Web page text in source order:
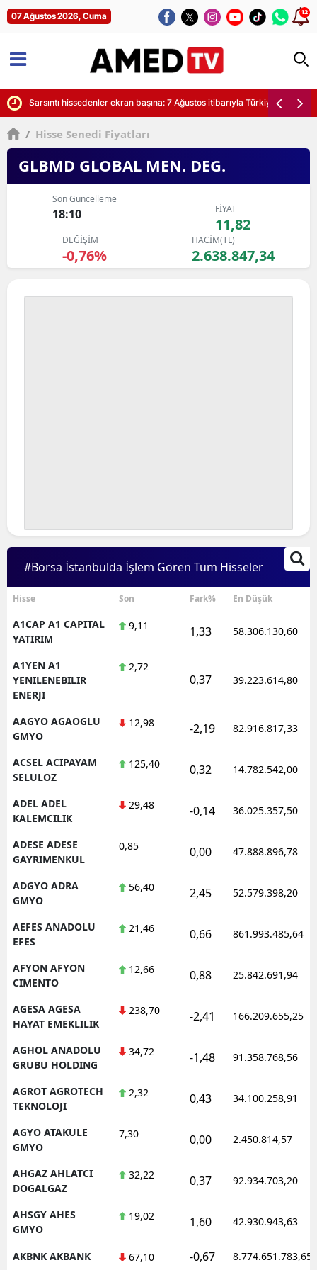
07 Ağustos 2026, Cuma 12
Sarsıntı hissedenler ekran başına: 7 Ağustos itibarıyla Türkiye'de son
/ Hisse Senedi Fiyatları
GLBMD GLOBAL MEN. DEG.
Son Güncelleme
18:10 FİYAT
11,82
DEĞİŞİM
-0,76%
HACİM(TL)
2.638.847,34
#Borsa İstanbulda İşlem Gören Tüm Hisseler
Hisse Son Fark% En Düşük
A1CAP A1 CAPITAL
YATIRIM
9,11 1,33 58.306.130,60
A1YEN A1
YENILENEBILIR
ENERJI
2,72
0,37 39.223.614,80
AAGYO AGAOGLU
GMYO
12,98 -2,19 82.916.817,33
ACSEL ACIPAYAM
SELULOZ
125,40 0,32 14.782.542,00
ADEL ADEL
KALEMCILIK
29,48 -0,14 36.025.357,50
ADESE ADESE
GAYRIMENKUL
0,85 0,00 47.888.896,78
ADGYO ADRA
GMYO
56,40 2,45 52.579.398,20
AEFES ANADOLU
EFES
21,46 0,66 861.993.485,64
AFYON AFYON
CIMENTO
12,66 0,88 25.842.691,94
AGESA AGESA
HAYAT EMEKLILIK
238,70 -2,41 166.209.655,25
AGHOL ANADOLU
GRUBU HOLDING
34,72 -1,48 91.358.768,56
AGROT AGROTECH
TEKNOLOJI
2,32 0,43 34.100.258,91
AGYO ATAKULE
GMYO
7,30 0,00 2.450.814,57
AHGAZ AHLATCI
DOGALGAZ
32,22 0,37 92.934.703,20
AHSGY AHES
GMYO
19,02 1,60 42.930.943,63
AKBNK AKBANK 67,10 -0,67 8.774.651.783,65